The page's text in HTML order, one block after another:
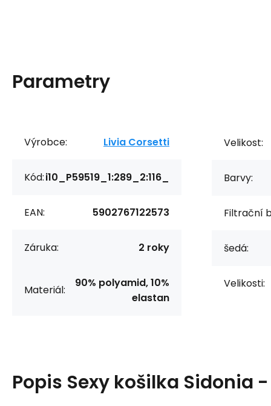
Parametry
Výrobce: Livia Corsetti
Kód:i10_P59519_1:289_2:116_
EAN: 5902767122573
Záruka: 2 roky
Materiál:
90% polyamid, 10%
elastan
Velikost:
Barvy:
Filtrační
šedá:
Velikosti:
Popis Sexy košilka Sidonia